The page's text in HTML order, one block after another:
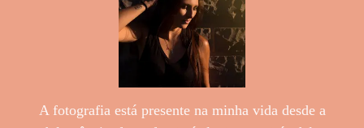
A fotografia está presente na minha vida desde a